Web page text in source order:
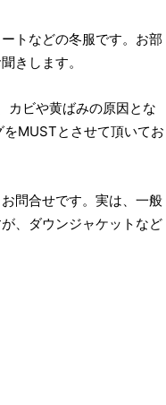
トなどの冬服です。お部
きします。
カビや黄ばみの原因とな
MUSTとさせて頂いてお
問合せです。実は、一般
、ダウンジャケットなど